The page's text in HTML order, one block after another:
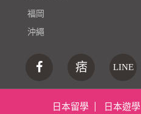
福岡
沖繩
痞 LINE
日本留學 日本遊學